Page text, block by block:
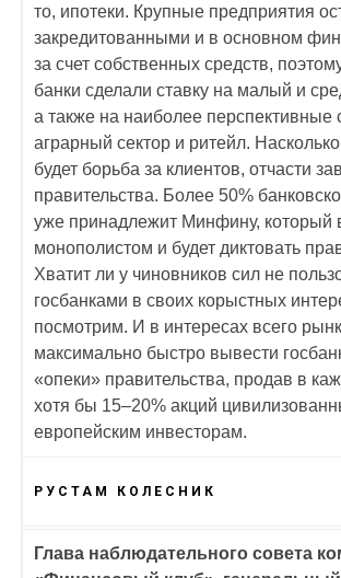
то, ипотеки. Крупные предприятия
закредитованными и в основном
за счет собственных средств,
банки сделали ставку на малый и
а также на наиболее перспективные
аграрный сектор и ритейл.
будет борьба за клиентов, отчасти
правительства. Более 50%
уже принадлежит Минфину, который
монополистом и будет диктовать
Хватит ли у чиновников сил не
госбанками в своих корыстных
посмотрим. И в интересах всего
максимально быстро вывести
«опеки» правительства, продав в
хотя бы 15–20% акций
европейским инвесторам.
РУСТАМ КОЛЕСНИК
Глава наблюдательного совета